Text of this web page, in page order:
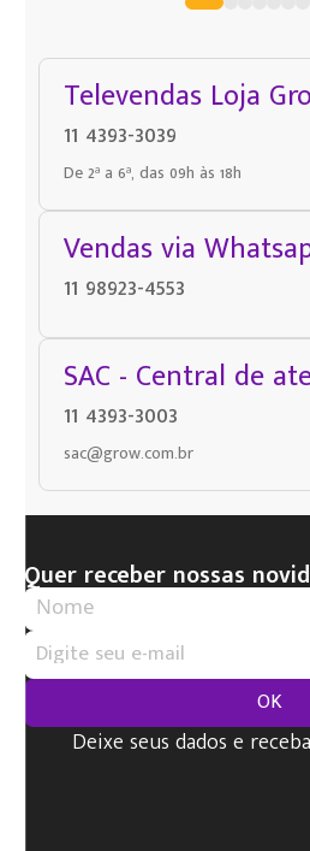
Televendas Loja
11 4393-3039
De 2ª a 6ª, das 09h às 18h
Vendas via
11 98923-4553
SAC - Central de
11 4393-3003
sac@grow.com.br
Quer receber nossas
OK
Deixe seus dados e